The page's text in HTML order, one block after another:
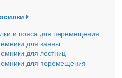
и пояса для перемещения
для ванны
для лестниц
для перемещения